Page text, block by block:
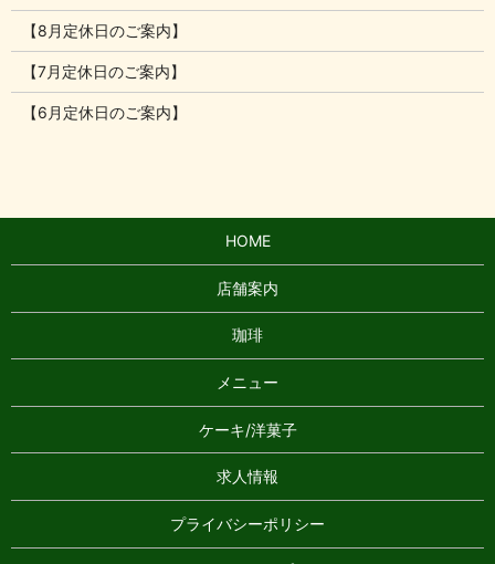
【8月定休日のご案内】
【7月定休日のご案内】
【6月定休日のご案内】
HOME
店舗案内
珈琲
メニュー
ケーキ/洋菓子
求人情報
プライバシーポリシー